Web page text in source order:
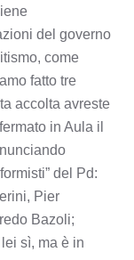
del governo
come
fatto tre
accolta avreste
in Aula il
del Pd:
Pier
Bazoli;
sì, ma è in